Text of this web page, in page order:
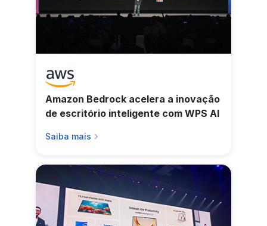
Amazon Bedrock acelera a inovação
de escritório inteligente com WPS AI
Saiba mais